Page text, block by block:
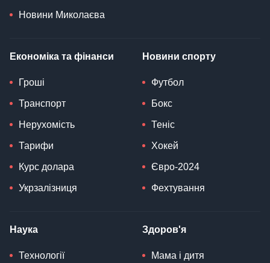
Новини Миколаєва
Економіка та фінанси
Гроші
Транспорт
Нерухомість
Тарифи
Курс долара
Укрзалізниця
Новини спорту
Футбол
Бокс
Теніс
Хокей
Євро-2024
Фехтування
Наука
Технології
Здоров'я
Мама і дитя